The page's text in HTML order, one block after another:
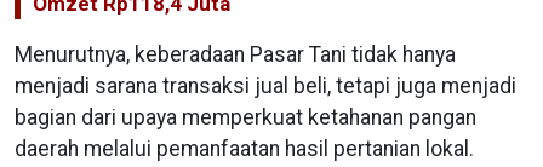
Menurutnya, keberadaan Pasar Tani tidak hanya
menjadi sarana transaksi jual beli, tetapi juga menjadi
bagian dari upaya memperkuat ketahanan pangan
daerah melalui pemanfaatan hasil pertanian lokal.